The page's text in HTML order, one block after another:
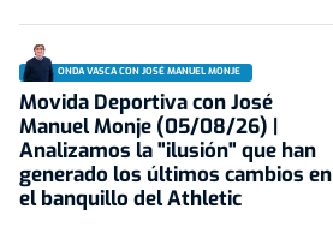
ONDA VASCA CON JOSÉ MANUEL MONJE
Movida Deportiva con José
Manuel Monje (05/08/26) |
Analizamos la "ilusión" que han
generado los últimos cambios en
el banquillo del Athletic